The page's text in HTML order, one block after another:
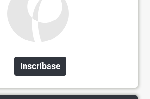
Inscríbase